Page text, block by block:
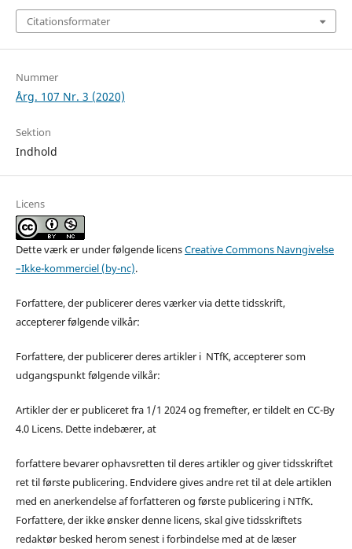
Citationsformater
Nummer
Årg. 107 Nr. 3 (2020)
Sektion
Indhold
Licens
Dette værk er under følgende licensCreative Commons Navngivelse
–Ikke-kommerciel (by-nc).
Forfattere, der publicerer deres værker via dette tidsskrift,
accepterer følgende vilkår:
Forfattere, der publicerer deres artikler i NTfK, accepterer som
udgangspunkt følgende vilkår:
Artikler der er publiceret fra 1/1 2024 og fremefter, er tildelt en CC-By
4.0 Licens. Dette indebærer, at
forfattere bevarer ophavsretten til deres artikler og giver tidsskriftet
ret til første publicering. Endvidere gives andre ret til at dele artiklen
med en anerkendelse af forfatteren og første publicering i NTfK.
Forfattere, der ikke ønsker denne licens, skal give tidsskriftets
redaktør besked herom senest i forbindelse med at de læser